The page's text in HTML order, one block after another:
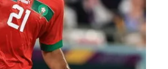
Sivas
Tekirdağ
Tokat